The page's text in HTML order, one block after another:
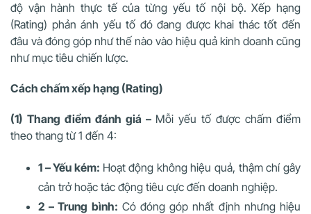
độ vận hành thực tế của từng yếu tố nội bộ. Xếp hạng
(Rating) phản ánh yếu tố đó đang được khai thác tốt đến
đâu và đóng góp như thế nào vào hiệu quả kinh doanh cũng
như mục tiêu chiến lược.
Cách chấm xếp hạng (Rating)
(1) Thang điểm đánh giá – Mỗi yếu tố được chấm điểm
theo thang từ 1 đến 4:
1 – Yếu kém: Hoạt động không hiệu quả, thậm chí gây
cản trở hoặc tác động tiêu cực đến doanh nghiệp.
2 – Trung bình: Có đóng góp nhất định nhưng hiệu